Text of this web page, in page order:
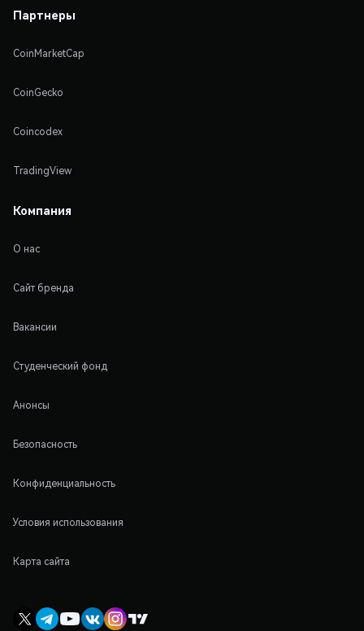
Партнеры
CoinMarketCap
CoinGecko
Coincodex
TradingView
Компания
О нас
Сайт бренда
Вакансии
Студенческий фонд
Анонсы
Безопасность
Конфиденциальность
Условия использования
Карта сайта